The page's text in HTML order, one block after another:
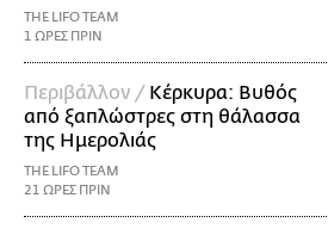
THE LIFO TEAM
1 ΩΡΕΣ ΠΡΙΝ
Περιβάλλον / Κέρκυρα: Βυθός
από ξαπλώστρες στη θάλασσα
της Ημερολιάς
THE LIFO TEAM
21 ΩΡΕΣ ΠΡΙΝ